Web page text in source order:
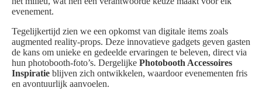
evenement.
Tegelijkertijd zien we een opkomst van digitale items zoals
augmented reality-props. Deze innovatieve gadgets geven gasten
de kans om unieke en gedeelde ervaringen te beleven, direct via
hun photobooth-foto’s. Dergelijke Photobooth Accessoires
Inspiratie blijven zich ontwikkelen, waardoor evenementen fris
en avontuurlijk aanvoelen.